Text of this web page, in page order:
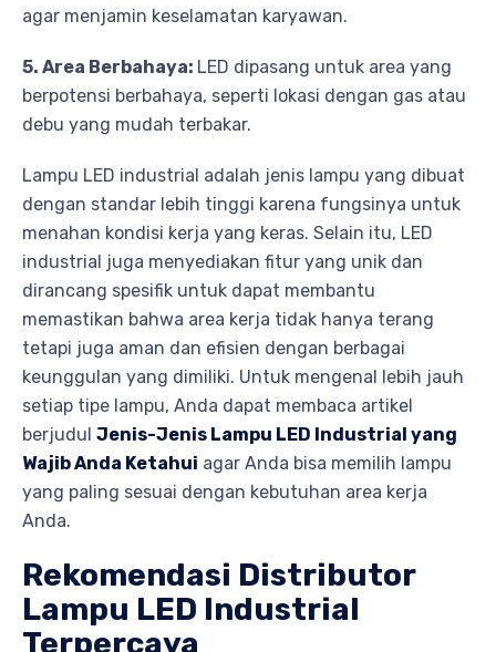
agar menjamin keselamatan karyawan.
5. Area Berbahaya: LED dipasang untuk area yang
berpotensi berbahaya, seperti lokasi dengan gas atau
debu yang mudah terbakar.
Lampu LED industrial adalah jenis lampu yang dibuat
dengan standar lebih tinggi karena fungsinya untuk
menahan kondisi kerja yang keras. Selain itu, LED
industrial juga menyediakan fitur yang unik dan
dirancang spesifik untuk dapat membantu
memastikan bahwa area kerja tidak hanya terang
tetapi juga aman dan efisien dengan berbagai
keunggulan yang dimiliki. Untuk mengenal lebih jauh
setiap tipe lampu, Anda dapat membaca artikel
berjudul Jenis-Jenis Lampu LED Industrial yang
Wajib Anda Ketahui agar Anda bisa memilih lampu
yang paling sesuai dengan kebutuhan area kerja
Anda.
Rekomendasi Distributor
Lampu LED Industrial
Terpercaya